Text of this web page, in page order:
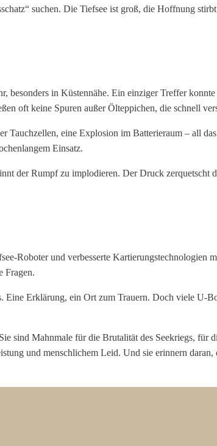
suchen. Die Tiefsee ist groß, die Hoffnung
in Küstennähe. Ein einziger Treffer
oft keine Spuren außer Ölteppichen, die schnell
eine Explosion im Batterieraum – all
Einsatz.
der Rumpf zu implodieren. Der Druck zerquetscht
Roboter und verbesserte Kartierungstechnologien
Fragen.
Eine Erklärung, ein Ort zum Trauern. Doch viele
Mahnmale für die Brutalität des Seekriegs, für
und menschlichem Leid. Und sie erinnern